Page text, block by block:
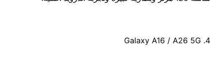
4. Galaxy A16 / A26 5G